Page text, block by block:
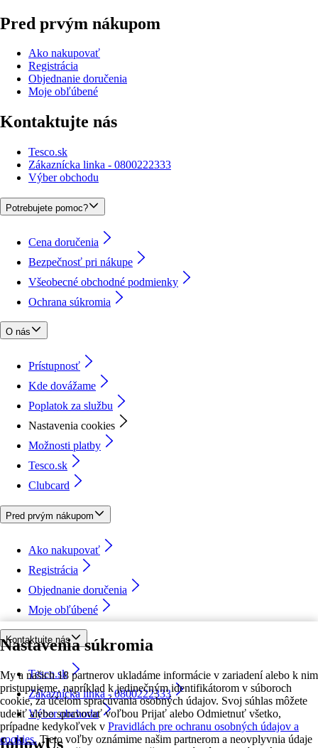
Nastavenia súkromia
My a našich 18 partnerov ukladáme informácie v zariadení alebo k nim
pristupujeme, napríklad k jedinečným identifikátorom v súboroch
cookie, za účelom spracúvania osobných údajov. Svoj súhlas môžete
udeliť alebo spravovať voľbou Prijať alebo Odmietnuť všetko,
prípadne kedykoľvek v Pravidlách pre ochranu osobných údajov a
cookies. Tieto voľby oznámime našim partnerom a neovplyvnia údaje
Pred prvým nákupom
Ako nakupovať
Registrácia
Objednanie doručenia
Moje obľúbené
Kontaktujte nás
Tesco.sk
Zákaznícka linka - 0800222333
Výber obchodu
Potrebujete pomoc?
Cena doručenia
Bezpečnosť pri nákupe
Všeobecné obchodné podmienky
Ochrana súkromia
O nás
Prístupnosť
Kde dovážame
Poplatok za službu
Nastavenia cookies
Možnosti platby
Tesco.sk
Clubcard
Pred prvým nákupom
Ako nakupovať
Registrácia
Objednanie doručenia
Moje obľúbené
Kontaktujte nás
Tesco.sk
Zákaznícka linka - 0800222333
Výber obchodu
followUs